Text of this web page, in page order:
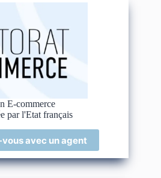
E-commerce
par l'Etat français
avec un agent